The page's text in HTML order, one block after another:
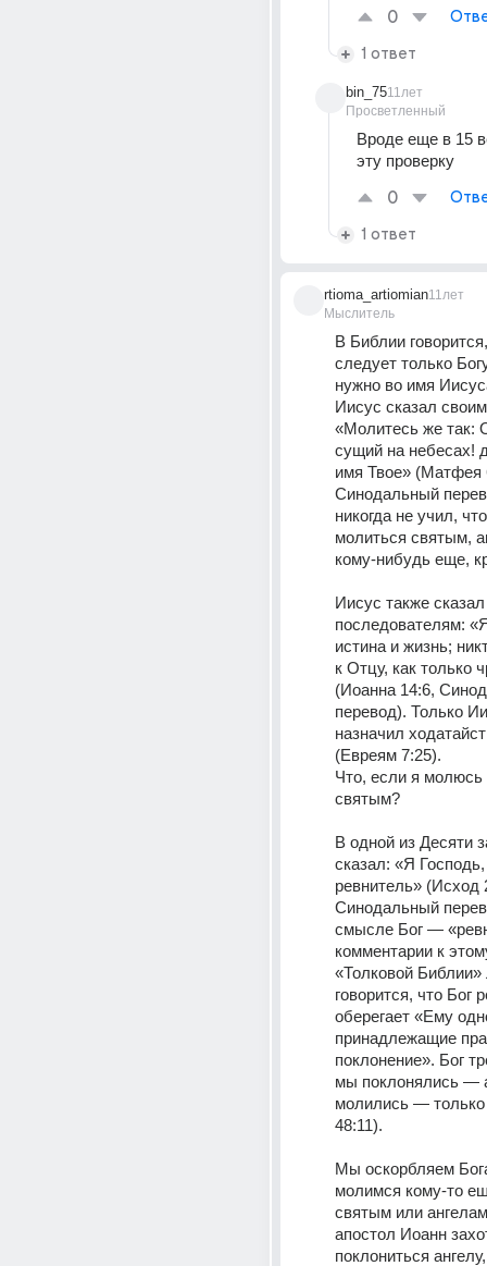
0
1 ответ
bin_75
Просветленный
11лет
Вроде еще в 15
эту проверку
0
1 ответ
rtioma_artiomian
Мыслитель
11лет
В Библии
следует только
нужно во имя
Иисус сказал
«Молитесь же так:
сущий на небесах!
имя Твое» (Матфея
Синодальный
никогда не учил,
молиться святым,
кому-нибудь еще,
Иисус также
последователям:
истина и жизнь;
к Отцу, как только
(Иоанна 14:6,
перевод). Только
назначил
(Евреям 7:25).
Что, если я молюсь
святым?
В одной из Десяти
сказал: «Я
ревнитель» (Исход
Синодальный
смысле Бог —
комментарии к
«Толковой Библии»
говорится, что Бог
оберегает «Ему
принадлежащие
поклонение». Бог
мы поклонялись —
молились —
48:11).
Мы оскорбляем
молимся кому-то
святым или
апостол Иоанн
поклониться